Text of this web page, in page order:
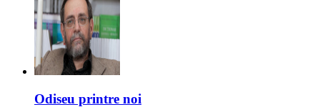
Odiseu printre noi